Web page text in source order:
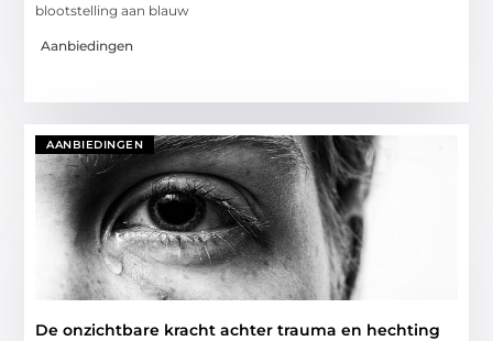
blootstelling aan blauw
Aanbiedingen
AANBIEDINGEN
De onzichtbare kracht achter trauma en hechting